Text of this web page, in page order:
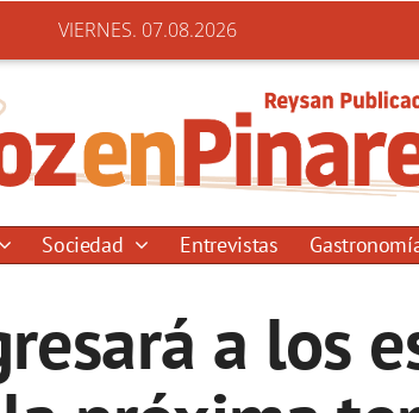
VIERNES. 07.08.2026
Sociedad Entrevistas
a los